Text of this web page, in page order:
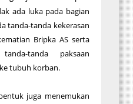
ada luka pada bagian
tanda-tanda kekerasan
Bripka AS serta
tanda paksaan
tubuh korban.
juga menemukan